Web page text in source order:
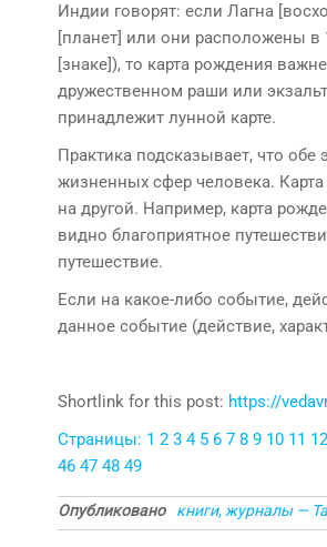
Индии говорят: если Лагна
[планет] или они расположены в
[знаке]), то карта рождения
дружественном раши или
принадлежит лунной карте.
Практика подсказывает, что
жизненных сфер человека.
на другой. Например, карта
видно благоприятное
путешествие.
Если на какое-либо событие,
данное событие (действие,
Shortlink for this post: https://
Страницы: 1 2 3 4 5 6 7 8 9 10 11 12
46 47 48 49
Опубликовано книги, журналы —